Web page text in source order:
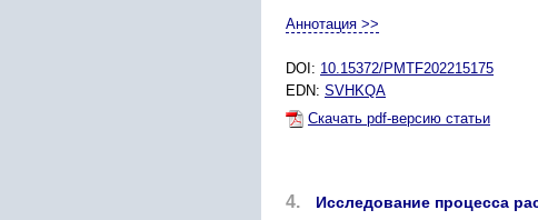
Аннотация >>
DOI: 10.15372/PMTF202215175
EDN: SVHKQA
Скачать pdf-версию статьи
4. Исследование процесса